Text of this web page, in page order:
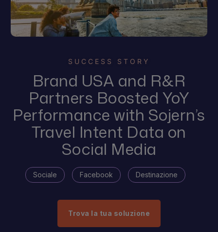
SUCCESS STORY
Brand USA and R&R
Partners Boosted YoY
Performance with Sojern’s
Travel Intent Data on
Social Media
Sociale Facebook Destinazione
Trova la tua soluzione